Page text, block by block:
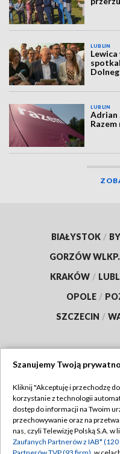
LUBLIN
LUBLIN
Adrian
Razem
BIAŁYSTOK /
GORZÓW WLKP.
KRAKÓW /
OPOLE /
SZCZECIN /
Abonament TVP
Emisja w TVP
Szanujemy Twoją
Kliknij "Akceptuję i przechodzę
korzystanie z technologii
dostęp do informacji na Twoim
przechowywanie oraz na
nas, czyli Telewizję Polską S.A. w
Zaufanych Partnerów z IAB*